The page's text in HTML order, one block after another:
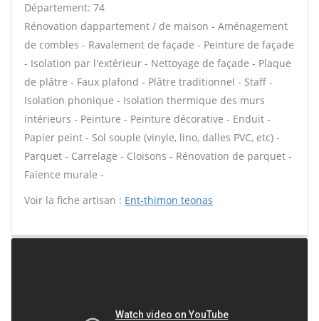
Département: 74
Rénovation dappartement / de maison - Aménagement
de combles - Ravalement de façade - Peinture de façade
- Isolation par l'extérieur - Nettoyage de façade - Plaque
de plâtre - Faux plafond - Plâtre traditionnel - Staff -
Isolation phonique - Isolation thermique des murs
intérieurs - Peinture - Peinture décorative - Enduit -
Papier peint - Sol souple (vinyle, lino, dalles PVC, etc) -
Parquet - Carrelage - Cloisons - Rénovation de parquet -
Faïence murale -
Voir la fiche artisan : Ent-thimon teonas